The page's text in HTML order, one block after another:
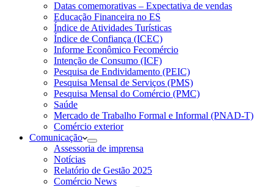
Datas comemorativas – Expectativa de vendas
Educação Financeira no ES
Índice de Atividades Turísticas
Índice de Confiança (ICEC)
Informe Econômico Fecomércio
Intenção de Consumo (ICF)
Pesquisa de Endividamento (PEIC)
Pesquisa Mensal de Serviços (PMS)
Pesquisa Mensal do Comércio (PMC)
Saúde
Mercado de Trabalho Formal e Informal (PNAD-T)
Comércio exterior
Comunicação
Assessoria de imprensa
Notícias
Relatório de Gestão 2025
Comércio News